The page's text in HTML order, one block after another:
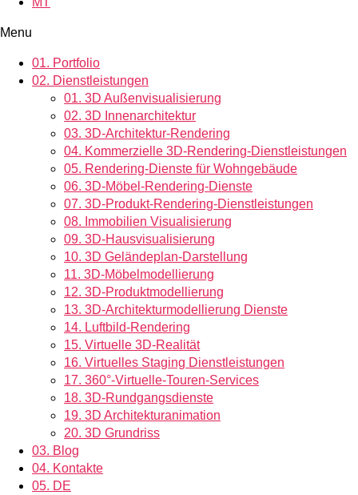
Menu
01. Portfolio
02. Dienstleistungen
01. 3D Außenvisualisierung
02. 3D Innenarchitektur
03. 3D-Architektur-Rendering
04. Kommerzielle 3D-Rendering-Dienstleistungen
05. Rendering-Dienste für Wohngebäude
06. 3D-Möbel-Rendering-Dienste
07. 3D-Produkt-Rendering-Dienstleistungen
08. Immobilien Visualisierung
09. 3D-Hausvisualisierung
10. 3D Geländeplan-Darstellung
11. 3D-Möbelmodellierung
12. 3D-Produktmodellierung
13. 3D-Architekturmodellierung Dienste
14. Luftbild-Rendering
15. Virtuelle 3D-Realität
16. Virtuelles Staging Dienstleistungen
17. 360°-Virtuelle-Touren-Services
18. 3D-Rundgangsdienste
19. 3D Architekturanimation
20. 3D Grundriss
03. Blog
04. Kontakte
05. DE